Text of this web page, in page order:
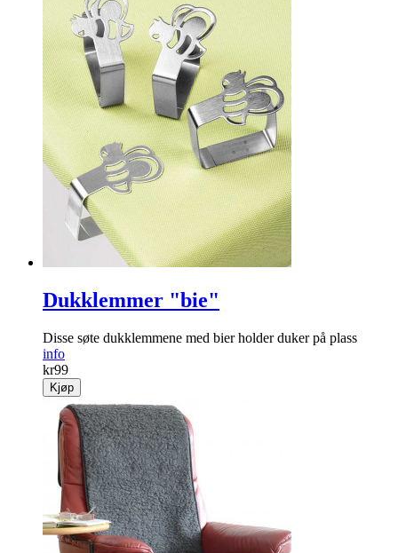
Dukklemmer "bie"
Disse søte dukklemmene med bier holder duker på plass
info
kr99
Kjøp